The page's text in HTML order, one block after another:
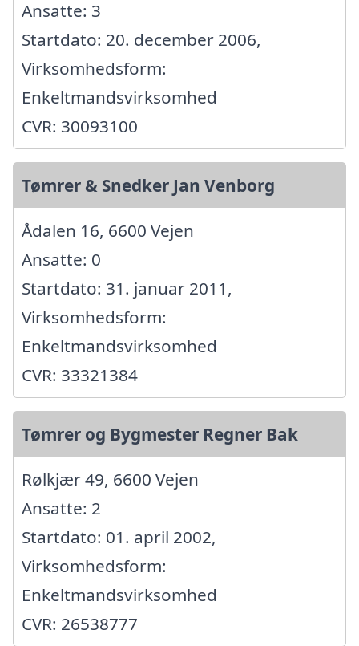
Ansatte: 3
Startdato: 20. december 2006,
Virksomhedsform:
Enkeltmandsvirksomhed
CVR: 30093100
Tømrer & Snedker Jan Venborg
Ådalen 16, 6600 Vejen
Ansatte: 0
Startdato: 31. januar 2011,
Virksomhedsform:
Enkeltmandsvirksomhed
CVR: 33321384
Tømrer og Bygmester Regner Bak
Rølkjær 49, 6600 Vejen
Ansatte: 2
Startdato: 01. april 2002,
Virksomhedsform:
Enkeltmandsvirksomhed
CVR: 26538777